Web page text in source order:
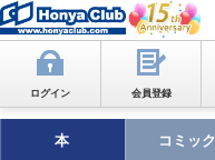
ログイン 会員登録
本 コミック